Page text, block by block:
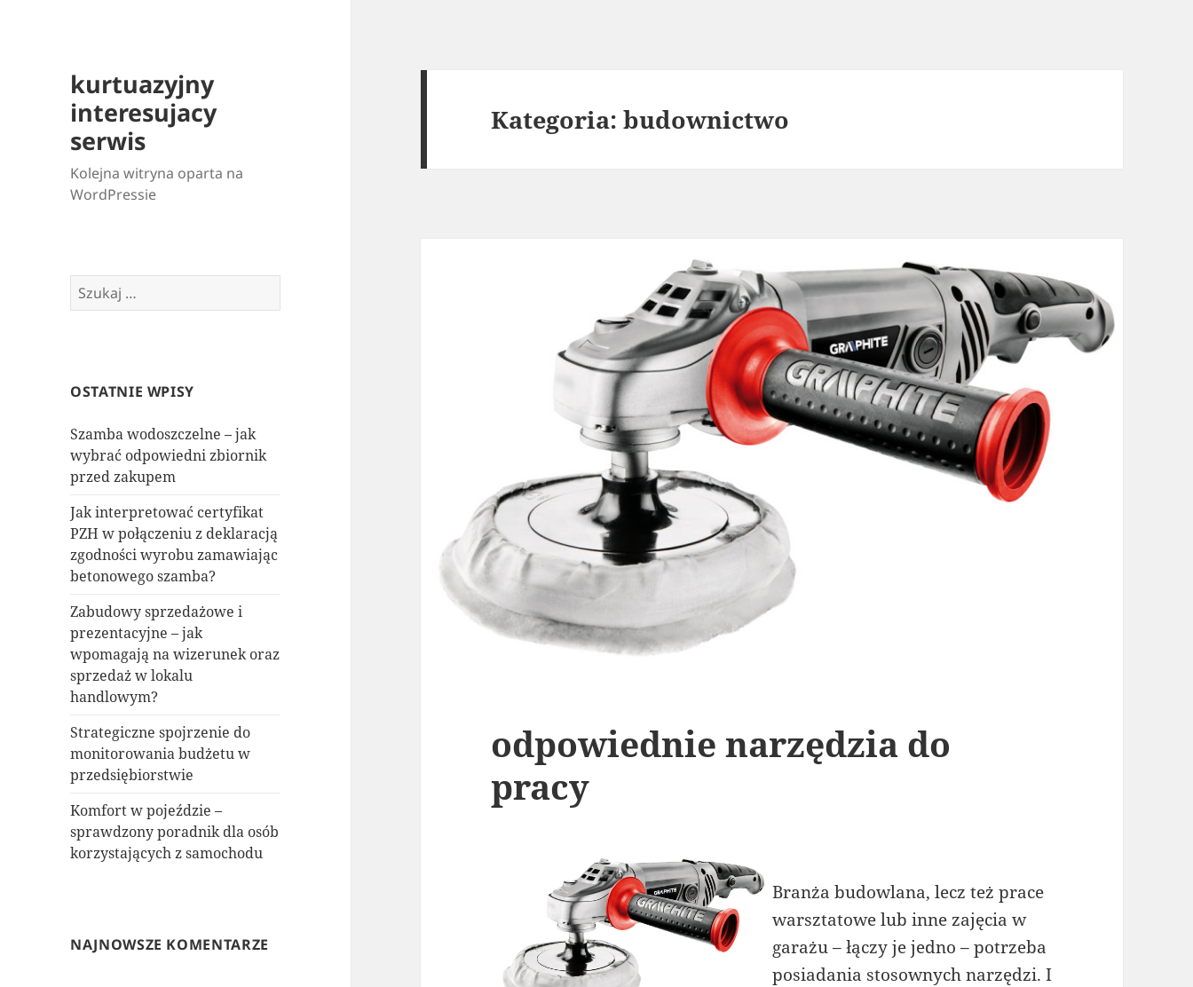
kurtuazyjny
interesujacy
serwis
Kolejna witryna oparta na
WordPressie
Szukaj:
OSTATNIE WPISY
Szamba wodoszczelne – jak
wybrać odpowiedni zbiornik
przed zakupem
Jak interpretować certyfikat
PZH w połączeniu z deklaracją
zgodności wyrobu zamawiając
betonowego szamba?
Zabudowy sprzedażowe i
prezentacyjne – jak
wpomagają na wizerunek oraz
sprzedaż w lokalu
handlowym?
Strategiczne spojrzenie do
monitorowania budżetu w
przedsiębiorstwie
Komfort w pojeździe –
sprawdzony poradnik dla osób
korzystających z samochodu
NAJNOWSZE KOMENTARZE
Kategoria:budownictwo
odpowiednie narzędzia do
pracy
Branża budowlana, lecz też prace
warsztatowe lub inne zajęcia w
garażu – łączy je jedno – potrzeba
posiadania stosownych narzędzi. I